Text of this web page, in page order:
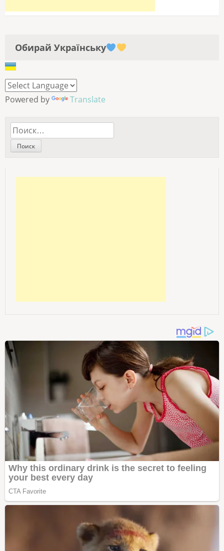
Обирай Українську
Powered by Translate
Найти: